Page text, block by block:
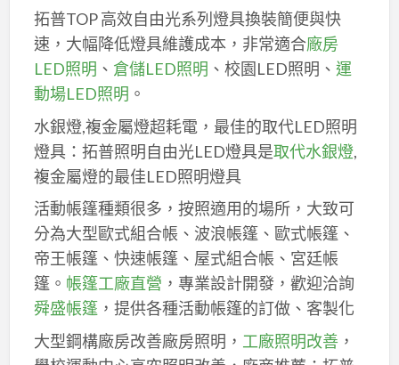
拓普TOP 高效自由光系列燈具換裝簡便與快
速，大幅降低燈具維護成本，非常適合廠房
LED照明 、 倉儲LED照明 、校園LED照明、 運
動場LED照明 。
水銀燈,複金屬燈超耗電，最佳的取代LED照明
燈具：拓普照明自由光LED燈具是取代水銀燈,
複金屬燈的最佳LED照明燈具
活動帳篷種類很多，按照適用的場所，大致可
分為大型歐式組合帳、波浪帳篷、歐式帳篷、
帝王帳篷、快速帳篷、屋式組合帳、宮廷帳
篷。 帳篷工廠直營 ，專業設計開發，歡迎洽詢
舜盛帳篷，提供各種活動帳篷的訂做、客製化
大型鋼構廠房改善廠房照明， 工廠照明改善，